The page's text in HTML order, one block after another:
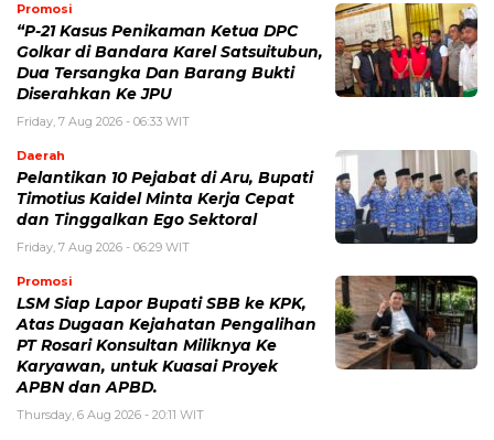
Promosi
“P-21 Kasus Penikaman Ketua DPC
Golkar di Bandara Karel Satsuitubun,
Dua Tersangka Dan Barang Bukti
Diserahkan Ke JPU
Friday, 7 Aug 2026 - 06:33 WIT
Daerah
Pelantikan 10 Pejabat di Aru, Bupati
Timotius Kaidel Minta Kerja Cepat
dan Tinggalkan Ego Sektoral
Friday, 7 Aug 2026 - 06:29 WIT
Promosi
LSM Siap Lapor Bupati SBB ke KPK,
Atas Dugaan Kejahatan Pengalihan
PT Rosari Konsultan Miliknya Ke
Karyawan, untuk Kuasai Proyek
APBN dan APBD.
Thursday, 6 Aug 2026 - 20:11 WIT